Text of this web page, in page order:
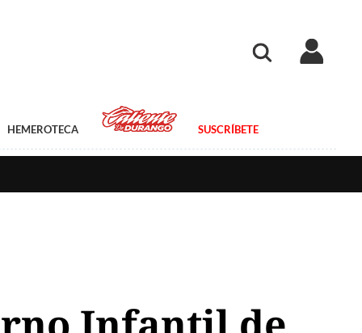
HEMEROTECA SUSCRÍBETE